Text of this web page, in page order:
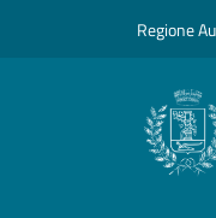
Regione